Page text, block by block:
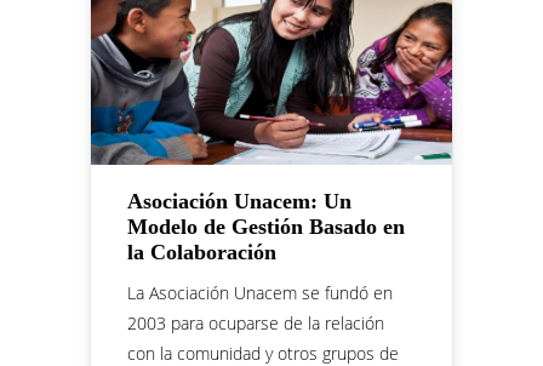
Asociación Unacem: Un
Modelo de Gestión Basado en
la Colaboración
La Asociación Unacem se fundó en
2003 para ocuparse de la relación
con la comunidad y otros grupos de